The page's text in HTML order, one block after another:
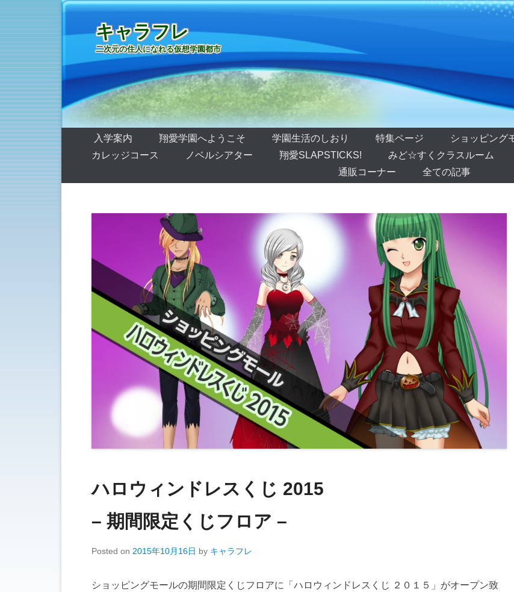
キャラフレ
二次元の住人になれる仮想学園都市
第1メニュー
コンテンツへ移動
入学案内 翔愛学園へようこそ 学園生活のしおり 特集ページ ショッピング
カレッジコース
ノベルシアター 翔愛SLAPSTICKS! みど☆すくクラスルーム
通販コーナー
全ての記事
ハロウィンドレスくじ 2015
– 期間限定くじフロア –
Posted on 2015年10月16日 by キャラフレ
ショッピングモールの期間限定くじフロアに「ハロウィンドレスくじ ２０１５」がオープン致